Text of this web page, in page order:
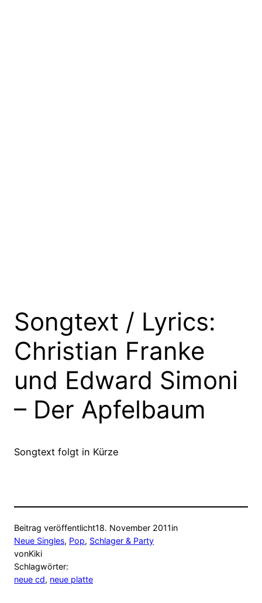
Songtext / Lyrics:
Christian Franke
und Edward Simoni
– Der Apfelbaum
Songtext folgt in Kürze
Beitrag veröffentlicht18. November 2011in
Neue Singles, Pop, Schlager & Party
vonKiki
Schlagwörter:
neue cd, neue platte